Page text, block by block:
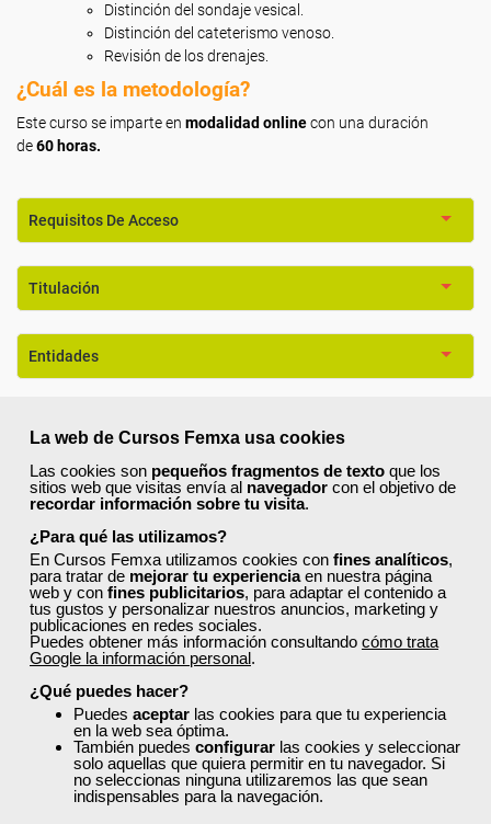
La web de Cursos Femxa usa cookies
Las cookies son pequeños fragmentos de texto que los
sitios web que visitas envía al navegador con el objetivo de
recordar información sobre tu visita.
¿Para qué las utilizamos?
En Cursos Femxa utilizamos cookies con fines analíticos,
para tratar de mejorar tu experienciaen nuestra página
web y con fines publicitarios, para adaptar el contenido a
tus gustos y personalizar nuestros anuncios, marketing y
publicaciones en redes sociales.
Puedes obtener más información consultando cómo trata
Google la información personal.
¿Qué puedes hacer?
Puedes aceptar las cookies para que tu experiencia
en la web sea óptima.
También puedes configurar las cookies y seleccionar
solo aquellas que quiera permitir en tu navegador. Si
no seleccionas ninguna utilizaremos las que sean
indispensables para la navegación.
Distinción del sondaje vesical.
Distinción del cateterismo venoso.
Revisión de los drenajes.
¿Cuál es la metodología?
Este curso se imparte en modalidad onlinecon una duración
de60 horas.
Requisitos De Acceso
Titulación
Entidades
Comentarios (0)
Preguntas frecuentes sobre la
formación de Femxa
Resolvemos las dudas más habituales sobre nuestra
formación, metodología, equipo docente y ventajas
para el alumnado.